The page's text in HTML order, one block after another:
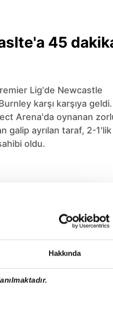
Hakkında
45
Lig'de Newcastle
karşı karşıya geldi.
Arena'da oynanan
galip ayrılan taraf, 2-1'lik
oldu.